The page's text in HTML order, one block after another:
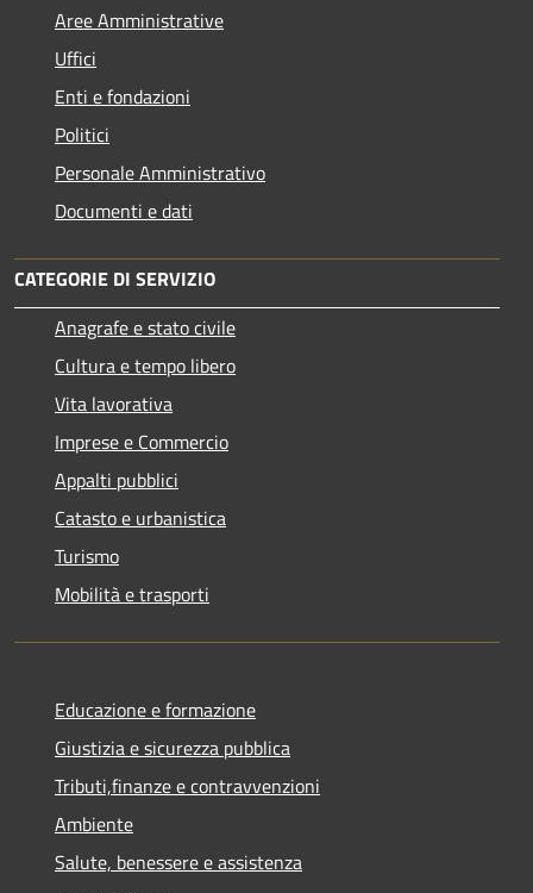
Aree Amministrative
Uffici
Enti e fondazioni
Politici
Personale Amministrativo
Documenti e dati
CATEGORIE DI SERVIZIO
Anagrafe e stato civile
Cultura e tempo libero
Vita lavorativa
Imprese e Commercio
Appalti pubblici
Catasto e urbanistica
Turismo
Mobilità e trasporti
Educazione e formazione
Giustizia e sicurezza pubblica
Tributi,finanze e contravvenzioni
Ambiente
Salute, benessere e assistenza